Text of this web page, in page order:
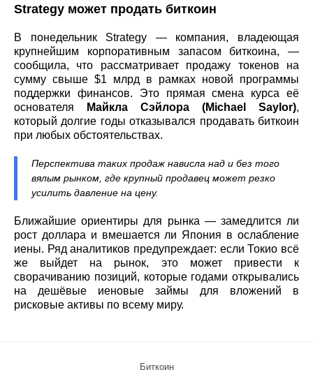
Strategy может продать биткоин
В понедельник Strategy — компания, владеющая
крупнейшим корпоративным запасом биткоина, —
сообщила, что рассматривает продажу токенов на
сумму свыше $1 млрд в рамках новой программы
поддержки финансов. Это прямая смена курса её
основателя
Майкла Сэйлора (Michael Saylor),
который долгие годы отказывался продавать биткоин
при любых обстоятельствах.
Перспектива таких продаж нависла над и без того
вялым рынком, где крупный продавец может резко
усилить давление на цену.
Ближайшие ориентиры для рынка — замедлится ли
рост доллара и вмешается ли Япония в ослабление
иены. Ряд аналитиков предупреждает: если Токио всё
же выйдет на рынок, это может привести к
сворачиванию позиций, которые годами открывались
на дешёвые иеновые займы для вложений в
рисковые активы по всему миру.
Биткоин